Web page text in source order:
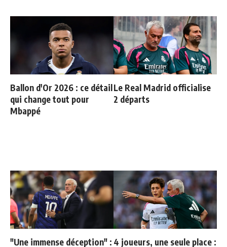
Ballon d'Or 2026 : ce détail
qui change tout pour
Mbappé
Le Real Madrid officialise
2 départs
"Une immense déception" : 4 joueurs, une seule place :